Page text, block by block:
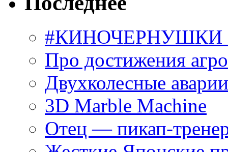
#КИНОЧЕРНУШКИ
Про достижения
Двухколесные
3D Marble Machine
Отец — пикап-